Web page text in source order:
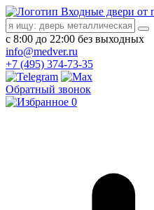
Входные двери от
с 8:00 до 22:00 без выходных
info@medver.ru
+7 (495) 374-73-35
Обратный звонок
0